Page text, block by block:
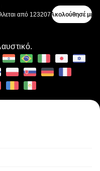
από 123207Ακολούθησέ με